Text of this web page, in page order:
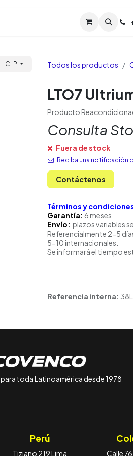
Soporte TPM (CL)
CLP Todos los productos
LTO7
Producto
Consulta
Fuera de stock
Reciba una notificación
Contáctenos
Términos y
Garantía: 6 meses
Envío: plazos variables
Referencialmente 2-5
5-10 internacionales.
Se informará el tiempo
Referencia interna:
para toda Latinoamérica desde 1978
Perú
Tiziano 219 Lima Calle